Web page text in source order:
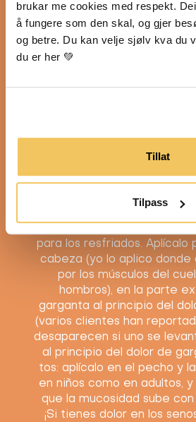
brukar me cookies med respekt.
å fungere som den skal, og gjer
og betre. Du kan velje sjølv kva du
du er her 💚
Tillat
Tilpass
Instrucciones
para los resfriados. Aplícalo
cabeza (yo lo aplico donde
por los músculos del
hombros), en la parte
garganta al principio del
(varios clientes han
desaparecen si uno se
al principio del dolor de
tos: aplícalo en el pecho y
en niños como en adultos,
que la mucosidad sube
¡Si tienes dolor en los